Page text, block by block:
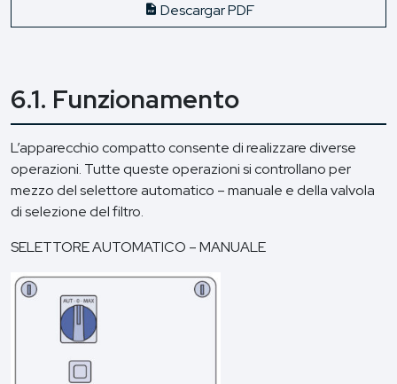
Descargar PDF
6.1. Funzionamento
L’apparecchio compatto consente di realizzare diverse
operazioni. Tutte queste operazioni si controllano per
mezzo del selettore automatico – manuale e della valvola
di selezione del filtro.
SELETTORE AUTOMATICO – MANUALE